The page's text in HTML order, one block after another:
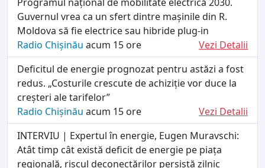
Guvernul vrea ca un sfert dintre mașinile din R.
Moldova să fie electrice sau hibride plug-in
Radio Chișinău acum 15 ore
Vezi Detalii
Deficitul de energie prognozat pentru astăzi a fost
redus. „Costurile crescute de achiziție vor duce la
creșteri ale tarifelor”
Radio Chișinău acum 15 ore
Vezi Detalii
INTERVIU | Expertul în energie, Eugen Muravschi:
Atât timp cât există deficit de energie pe piața
regională, riscul deconectărilor persistă zilnic